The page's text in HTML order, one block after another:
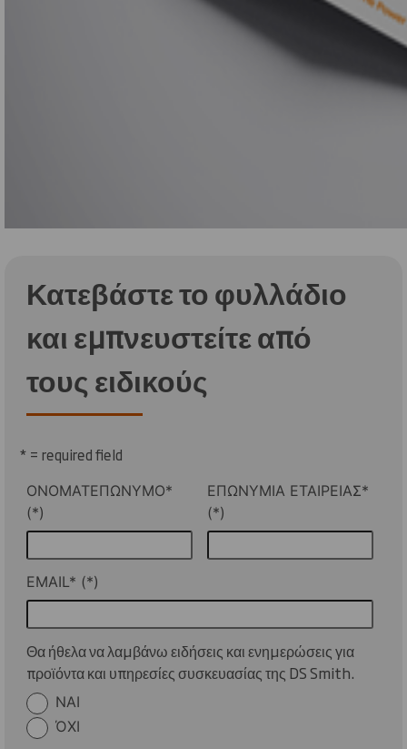
Κατεβάστε το φυλλάδιο
και εμπνευστείτε από
τους ειδικούς
* = required field
ΟΝΟΜΑΤΕΠΩΝΥΜΟ* ΕΠΩΝΥΜΙΑ ΕΤΑΙΡΕΙΑΣ*
EMAIL*
Θα ήθελα να λαμβάνω ειδήσεις και ενημερώσεις για
προϊόντα και υπηρεσίες συσκευασίας της DS Smith.
ΝΑΙ
ΌΧΙ